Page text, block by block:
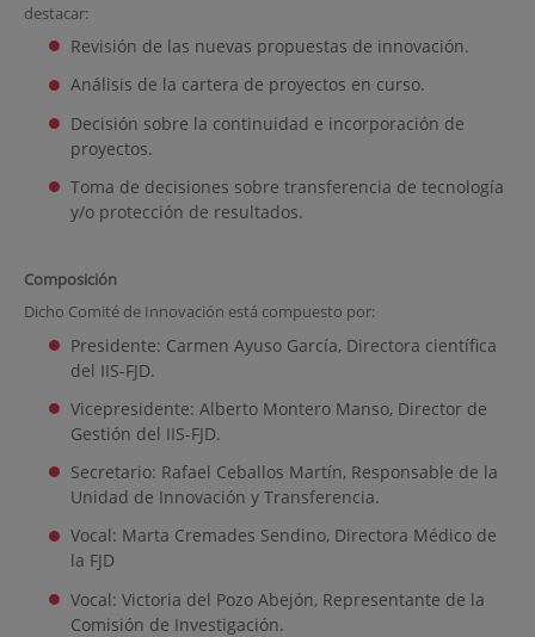
destacar:
Revisión de las nuevas propuestas de innovación.
Análisis de la cartera de proyectos en curso.
Decisión sobre la continuidad e incorporación de
proyectos.
Toma de decisiones sobre transferencia de tecnología
y/o protección de resultados.
Composición
Dicho Comité de Innovación está compuesto por:
Presidente: Carmen Ayuso García, Directora científica
del IIS-FJD.
Vicepresidente: Alberto Montero Manso, Director de
Gestión del IIS-FJD.
Secretario: Rafael Ceballos Martín, Responsable de la
Unidad de Innovación y Transferencia.
Vocal: Marta Cremades Sendino, Directora Médico de
la FJD
Vocal: Victoria del Pozo Abejón, Representante de la
Comisión de Investigación.